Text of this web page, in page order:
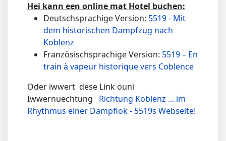
Hei kann een online mat Hotel buchen:
Deutschsprachige Version: 5519 - Mit
dem historischen Dampfzug nach
Koblenz
Französischsprachige Version: 5519 – En
train à vapeur historique vers Coblence
Oder iwwert dëse Link ouni
Iwwernuechtung
Richtung Koblenz ... im
Rhythmus einer Dampflok - 5519s Webseite!